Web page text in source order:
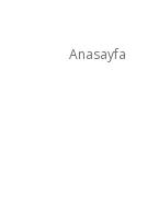
Anasayfa